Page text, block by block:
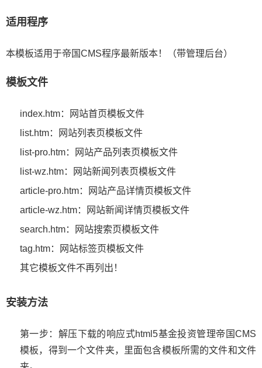
适用程序
本模板适用于帝国CMS程序最新版本！（带管理后台）
模板文件
index.htm：网站首页模板文件
list.htm：网站列表页模板文件
list-pro.htm：网站产品列表页模板文件
list-wz.htm：网站新闻列表页模板文件
article-pro.htm：网站产品详情页模板文件
article-wz.htm：网站新闻详情页模板文件
search.htm：网站搜索页模板文件
tag.htm：网站标签页模板文件
其它模板文件不再列出！
安装方法
第一步：解压下载的响应式html5基金投资管理帝国CMS
模板，得到一个文件夹，里面包含模板所需的文件和文件